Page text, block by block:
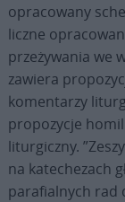
opracowany
liczne
przeżywania we
zawiera
komentarzy
propozycje
liturgiczny.
na katechezach
parafialnych rad